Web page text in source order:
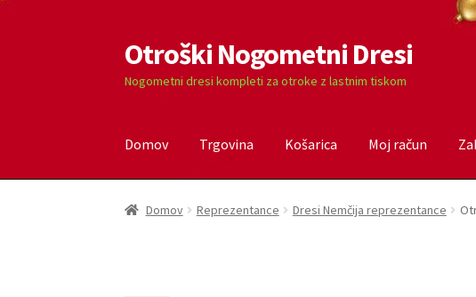
Skip
to
navigation
Skip
to
content
Otroški Nogometni Dresi
Nogometni dresi kompleti za otroke z lastnim tiskom
Domov Trgovina Košarica Moj račun
Domov BlogKontaktiraj nas KošaricaMoj račun Trgovina
Domov Reprezentance Dresi Nemčija reprezentance